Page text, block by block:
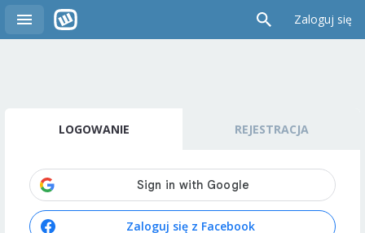
Zaloguj się
LOGOWANIE REJESTRACJA
Zaloguj się z Facebook